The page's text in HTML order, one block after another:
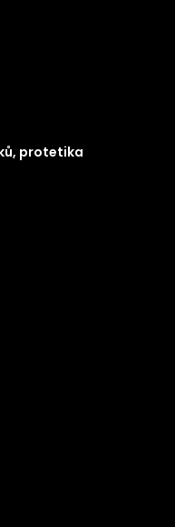
protetika